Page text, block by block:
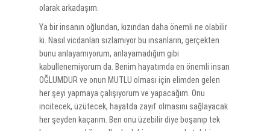
olarak arkadaşım.
Ya bir insanın oğlundan, kızından daha önemli ne olabilir
ki. Nasıl vicdanları sızlamıyor bu insanların, gerçekten
bunu anlayamıyorum, anlayamadığım gibi
kabullenemiyorum da. Benim hayatımda en önemli insan
OĞLUMDUR ve onun MUTLU olması için elimden gelen
her şeyi yapmaya çalışıyorum ve yapacağım. Onu
incitecek, üzütecek, hayatda zayıf olmasını sağlayacak
her şeyden kaçarım. Ben onu üzebilir diye boşanıp tek